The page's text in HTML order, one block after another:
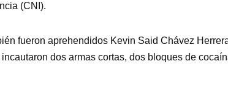
(CNI).
fueron aprehendidos Kevin Said Chávez
dos armas cortas, dos bloques de